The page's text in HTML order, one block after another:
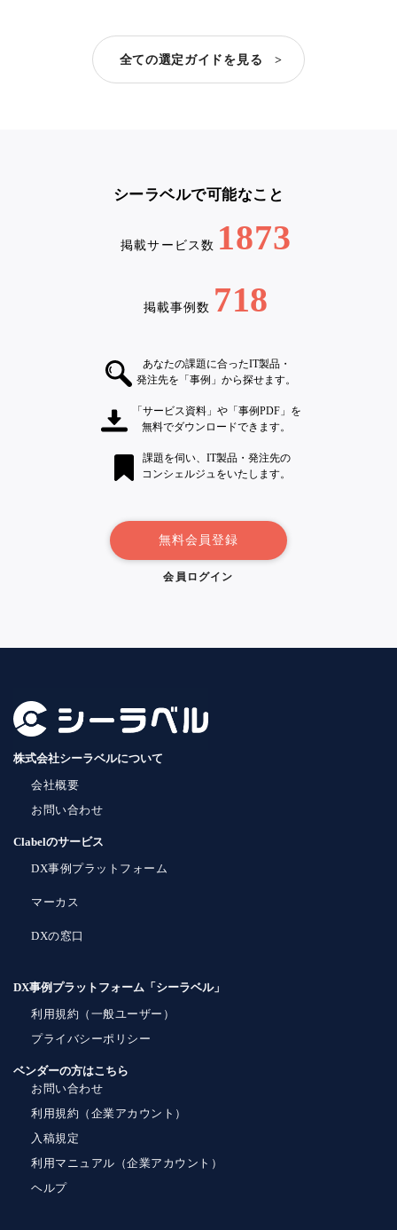
全ての選定ガイドを見る >
シーラベルで可能なこと
掲載サービス数 1873
掲載事例数 718
あなたの課題に合ったIT製品・
発注先を「事例」から探せます。
「サービス資料」や「事例PDF」を
無料でダウンロードできます。
課題を伺い、IT製品・発注先の
コンシェルジュをいたします。
無料会員登録
会員ログイン
株式会社シーラベルについて
会社概要
お問い合わせ
Clabelのサービス
DX事例プラットフォーム
マーカス
DXの窓口
DX事例プラットフォーム「シーラベル」
利用規約（一般ユーザー）
プライバシーポリシー
ベンダーの方はこちら
お問い合わせ
利用規約（企業アカウント）
入稿規定
利用マニュアル（企業アカウント）
ヘルプ